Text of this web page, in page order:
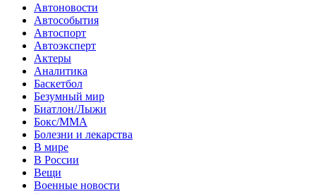
Автоновости
Автособытия
Автоспорт
Автоэксперт
Актеры
Аналитика
Баскетбол
Безумный мир
Биатлон/Лыжи
Бокс/MMA
Болезни и лекарства
В мире
В России
Вещи
Военные новости